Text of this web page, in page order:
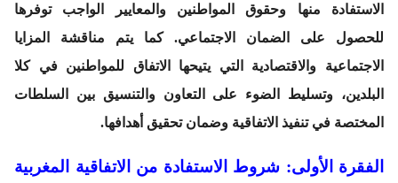
الاستفادة منها وحقوق المواطنين والمعايير الواجب توفرها
للحصول على الضمان الاجتماعي. كما يتم مناقشة المزايا
الاجتماعية والاقتصادية التي يتيحها الاتفاق للمواطنين في كلا
البلدين، وتسليط الضوء على التعاون والتنسيق بين السلطات
المختصة في تنفيذ الاتفاقية وضمان تحقيق أهدافها.
الفقرة الأولى: شروط الاستفادة من الاتفاقية المغربية